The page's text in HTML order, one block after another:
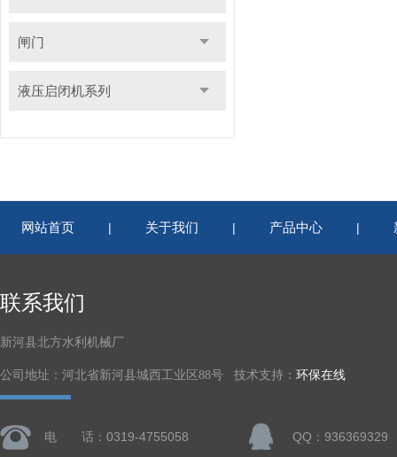
闸门
液压启闭机系列
网站首页 | 关于我们 | 产品中心 |
联系我们
新河县北方水利机械厂
公司地址：河北省新河县城西工业区88号 技术支持： 环保在线
电 话：0319-4755058 QQ：936369329